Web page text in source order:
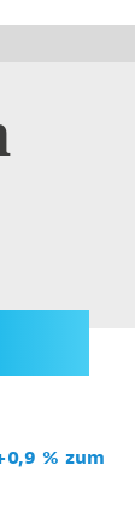
% zum